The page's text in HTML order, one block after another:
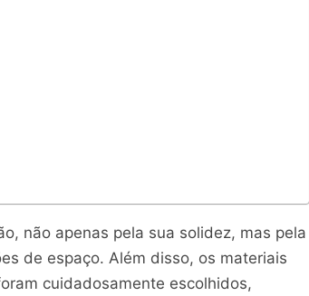
não apenas pela sua solidez, mas pela
de espaço. Além disso, os materiais
cuidadosamente escolhidos,